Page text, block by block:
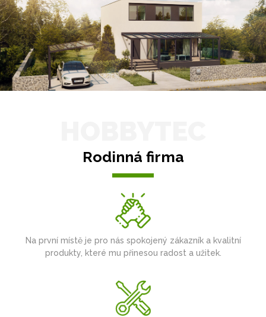
Rodinná firma
Na první místě je pro nás spokojený zákazník a kvalitní
produkty, které mu přinesou radost a užitek.